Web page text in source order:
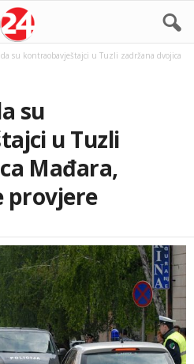
su kontraobavještajci u Tuzli zadržana dvojica
su
u Tuzli
Mađara,
provjere